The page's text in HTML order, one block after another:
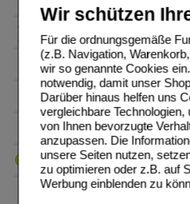
Wir schützen
Für die ordnungsgemäße
(z.B. Navigation,
wir so genannte Cookies
notwendig, damit unser
Darüber hinaus helfen uns
vergleichbare
von Ihnen bevorzugte
anzupassen. Die
unsere Seiten nutzen,
zu optimieren oder z.B. auf
Werbung einblenden zu